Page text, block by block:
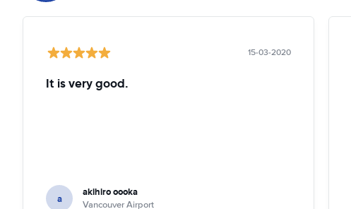
15-03-2020
It is very good.
a akihiro oooka
Vancouver Airport